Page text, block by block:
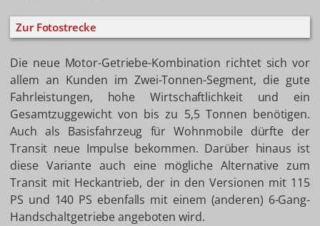
Zur Fotostrecke
Die neue Motor-Getriebe-Kombination richtet sich vor
allem an Kunden im Zwei-Tonnen-Segment, die gute
Fahrleistungen, hohe Wirtschaftlichkeit und ein
Gesamtzuggewicht von bis zu 5,5 Tonnen benötigen.
Auch als Basisfahrzeug für Wohnmobile dürfte der
Transit neue Impulse bekommen. Darüber hinaus ist
diese Variante auch eine mögliche Alternative zum
Transit mit Heckantrieb, der in den Versionen mit 115
PS und 140 PS ebenfalls mit einem (anderen) 6-Gang-
Handschaltgetriebe angeboten wird.